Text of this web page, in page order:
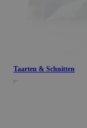
Taarten & Schnitten